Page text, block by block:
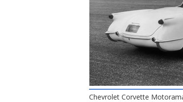
Chevrolet Corvette